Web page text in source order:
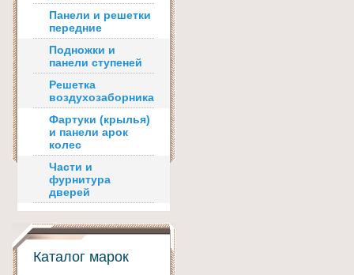
Панели и решетки
передние
Подножки и
панели ступеней
Решетка
воздухозаборника
Фартуки (крылья)
и панели арок
колес
Части и
фурнитура
дверей
Каталог марок